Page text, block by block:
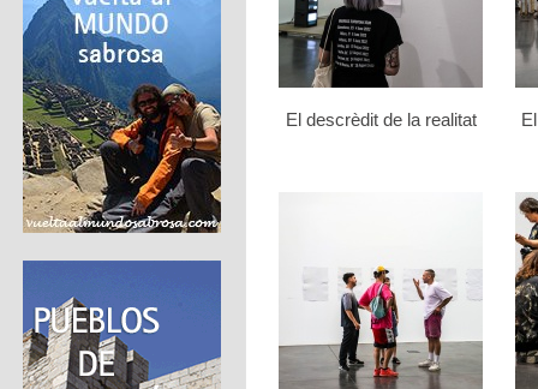
El descrèdit de la realitat